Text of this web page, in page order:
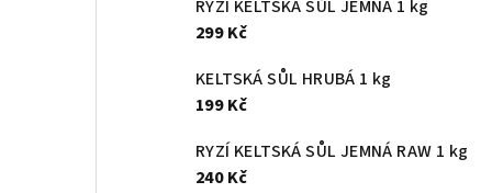
RYZÍ KELTSKÁ SŮL JEMNÁ 1 kg
299 Kč
KELTSKÁ SŮL HRUBÁ 1 kg
199 Kč
RYZÍ KELTSKÁ SŮL JEMNÁ RAW 1 kg
240 Kč